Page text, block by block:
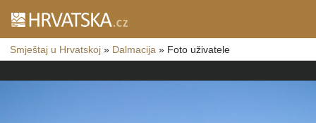
Smještaj u Hrvatskoj » Dalmacija » Foto uživatele